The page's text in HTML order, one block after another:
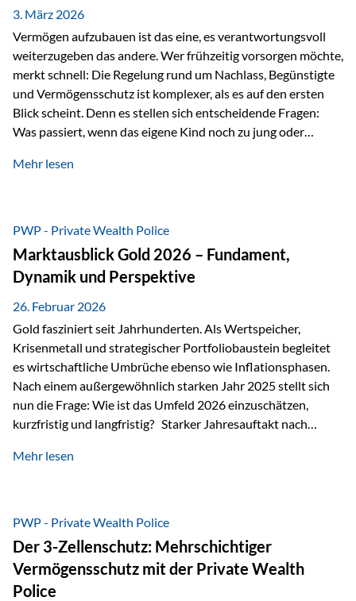
Zinsen, Dividenden und Kursgewinne werden laufend
besteuert.
3. März 2026
Vermögen aufzubauen ist das eine, es verantwortungsvoll
weiterzugeben das andere. Wer frühzeitig vorsorgen möchte,
merkt schnell: Die Regelung rund um Nachlass, Begünstigte
und Vermögensschutz ist komplexer, als es auf den ersten
Blick scheint. Denn es stellen sich entscheidende Fragen:
Was passiert, wenn das eigene Kind noch zu jung oder
verwalten? Wie kann verhindert werden, dass Ex-Partner,
unbürokratisch übertragen, ohne ausschließlich auf ein
Testament angewiesen zu sein? Wenn klassische Lösungen
nicht ausreichen Traditionelle Nachlassregelungen stoßen
oft…
Mehr lesen
PWP - Private Wealth Police
Marktausblick Gold 2026 – Fundament,
Dynamik und Perspektive
26. Februar 2026
Gold fasziniert seit Jahrhunderten. Als Wertspeicher,
Krisenmetall und strategischer Portfoliobaustein begleitet
es wirtschaftliche Umbrüche ebenso wie Inflationsphasen.
Nach einem außergewöhnlich starken Jahr 2025 stellt sich
nun die Frage: Wie ist das Umfeld 2026 einzuschätzen,
kurzfristig und langfristig? Starker Jahresauftakt nach
Dynamik in das Jahr 2026 gestartet. Zwischen dem
Währungen: +11,5 % Bereits 2025 war ein außergewöhnlich
starkes Jahr: +64,4 % in USD Durchschnitt über alle
Währungen: +56,6 % Langfristig zeigt sich ebenfalls ein
solides…
Mehr lesen
PWP - Private Wealth Police
Der 3-Zellenschutz: Mehrschichtiger
Vermögensschutz mit der Private Wealth
Police